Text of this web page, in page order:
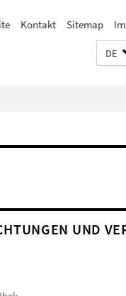
Kontakt Sitemap
DE
UND